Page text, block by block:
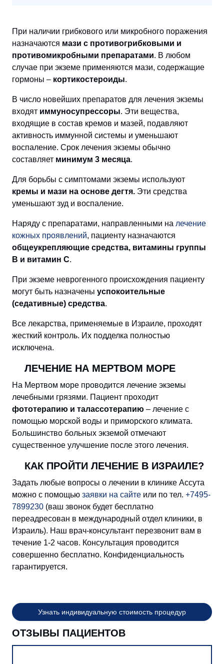
При наличии грибкового или микробного поражения
назначаются мази с противогрибковыми и
противомикробными препаратами. В любом
случае при экземе применяются мази, содержащие
гормоны – кортикостероиды.
В число новейших препаратов для лечения экземы
входят иммуносупрессоры. Эти вещества,
входящие в состав кремов и мазей, подавляют
активность иммунной системы и уменьшают
воспаление. Срок лечения экземы обычно
составляет минимум 3 месяца.
Для борьбы с симптомами экземы используют
кремы и мази на основе дегтя. Эти средства
уменьшают зуд и воспаление.
Наряду с препаратами, направленными на лечение
кожных проявлений, пациенту назначаются
общеукрепляющие средства, витамины группы
В и витамин С.
При экземе неврогенного происхождения пациенту
могут быть назначены успокоительные
(седативные) средства.
Все лекарства, применяемые в Израиле, проходят
жесткий контроль. Их подделка полностью
исключена.
ЛЕЧЕНИЕ НА МЕРТВОМ МОРЕ
На Мертвом море проводится лечение экземы
лечебными грязями. Пациент проходит
фототерапию и талассотерапию – лечение с
помощью морской воды и приморского климата.
Большинство больных экземой отмечают
существенное улучшение после этого лечения.
КАК ПРОЙТИ ЛЕЧЕНИЕ В ИЗРАИЛЕ?
Задать любые вопросы о лечении в клинике Ассута
можно с помощью заявки на сайте или по тел. +7495-
7899230 (ваш звонок будет бесплатно
переадресован в международный отдел клиники, в
Израиль). Наш врач-консультант перезвонит вам в
течение 1-2 часов. Консультация проводится
совершенно бесплатно. Конфиденциальность
гарантируется.
Узнать индивидуальную стоимость процедур
ОТЗЫВЫ ПАЦИЕНТОВ